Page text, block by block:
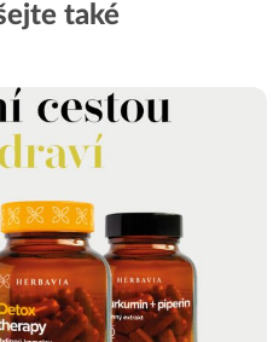
také